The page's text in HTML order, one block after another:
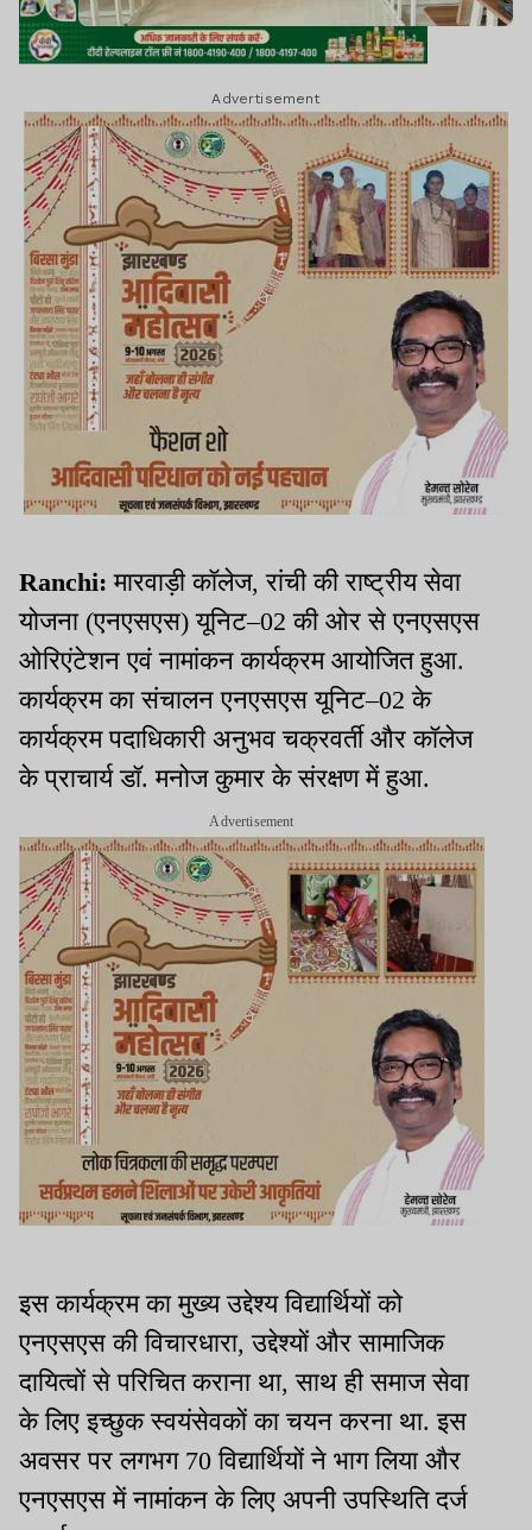
Advertisement
Ranchi: मारवाड़ी कॉलेज, रांची की राष्ट्रीय सेवा
योजना (एनएसएस) यूनिट–02 की ओर से एनएसएस
ओरिएंटेशन एवं नामांकन कार्यक्रम आयोजित हुआ.
कार्यक्रम का संचालन एनएसएस यूनिट–02 के
कार्यक्रम पदाधिकारी अनुभव चक्रवर्ती और कॉलेज
के प्राचार्य डॉ. मनोज कुमार के संरक्षण में हुआ.
Advertisement
इस कार्यक्रम का मुख्य उद्देश्य विद्यार्थियों को
एनएसएस की विचारधारा, उद्देश्यों और सामाजिक
दायित्वों से परिचित कराना था, साथ ही समाज सेवा
के लिए इच्छुक स्वयंसेवकों का चयन करना था. इस
अवसर पर लगभग 70 विद्यार्थियों ने भाग लिया और
एनएसएस में नामांकन के लिए अपनी उपस्थिति दर्ज